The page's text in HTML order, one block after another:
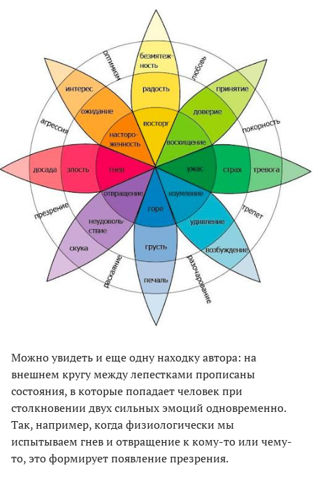
Можно увидеть и еще одну находку автора: на
внешнем кругу между лепестками прописаны
состояния, в которые попадает человек при
столкновении двух сильных эмоций одновременно.
Так, например, когда физиологически мы
испытываем гнев и отвращение к кому-то или чему-
то, это формирует появление презрения.